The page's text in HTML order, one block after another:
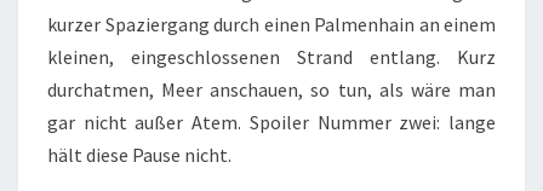
kurzer Spaziergang durch einen Palmenhain an einem
kleinen, eingeschlossenen Strand entlang. Kurz
durchatmen, Meer anschauen, so tun, als wäre man
gar nicht außer Atem. Spoiler Nummer zwei: lange
hält diese Pause nicht.